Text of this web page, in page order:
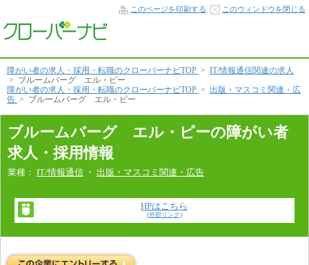
情
報
文
へ
このページを印刷する このウィンドウを閉じる
障がい者の求人・採用・転職のクローバーナビTOP > IT/情報通信関連の求人
> ブルームバーグ エル・ピー
障がい者の求人・採用・転職のクローバーナビTOP > 出版・マスコミ関連・広
告 > ブルームバーグ エル・ピー
ブルームバーグ エル・ピーの障がい者
求人・採用情報
業種： IT/情報通信 ・ 出版・マスコミ関連・広告
HPはこちら
(外部リンク)